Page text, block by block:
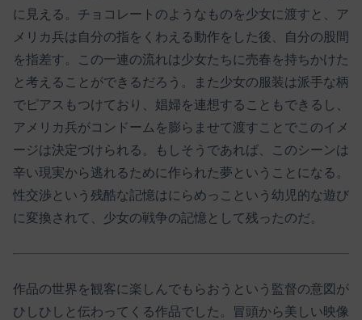
に見える。チョコレートのようなものを少女に渡すと、ア
メリカ兵は自分の指をくわえる動作をした後、自分の股間
を指差す。この一連の流れは少女たちに売春を持ちかけた
と考えることができるだろう。また少女の服装は派手な柄
でピアスもつけており、娼婦を連想することもできるし、
アメリカ兵がコンドームを膨らませて渡すことでこのイメ
ージは決定づけられる。もしそうであれば、このシーンは
辛い現実から逃れるために作られた夢ということになる。
性交渉という残酷な記憶はにらめっこという幼児的な遊び
に変換されて、少女の戦争の記憶として残ったのだ。
作品の世界を観客に楽しんでもらおうという監督の意図が
ひしひしと伝わってくる作品でした。冒頭から美しい映像